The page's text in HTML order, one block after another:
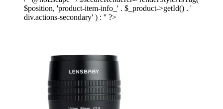
$position, 'product-item-info_' . $_product->getId() . '
div.actions-secondary' ) : '' ?>